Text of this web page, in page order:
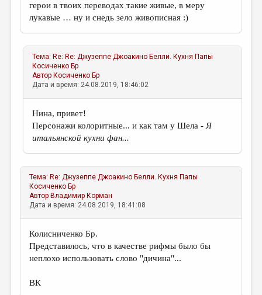
герои в твоих переводах такие живые, в меру
лукавые … ну и снедь зело живописная :)
Тема: Re: Re: Джузеппе Джоакино Белли. Кухня Папы
Косиченко Бр
Автор Косиченко Бр
Дата и время: 24.08.2019, 18:46:02
Нина, привет!
Персонажи колоритные... и как там у Шела - Я
итальянской кухни фан...
Тема: Re: Джузеппе Джоакино Белли. Кухня Папы
Косиченко Бр
Автор Владимир Корман
Дата и время: 24.08.2019, 18:41:08
Колисниченко Бр.
Представилось, что в качестве рифмы было бы
неплохо использовать слово "дичина"...
ВК